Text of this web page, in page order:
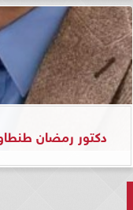
دكتور رمضان